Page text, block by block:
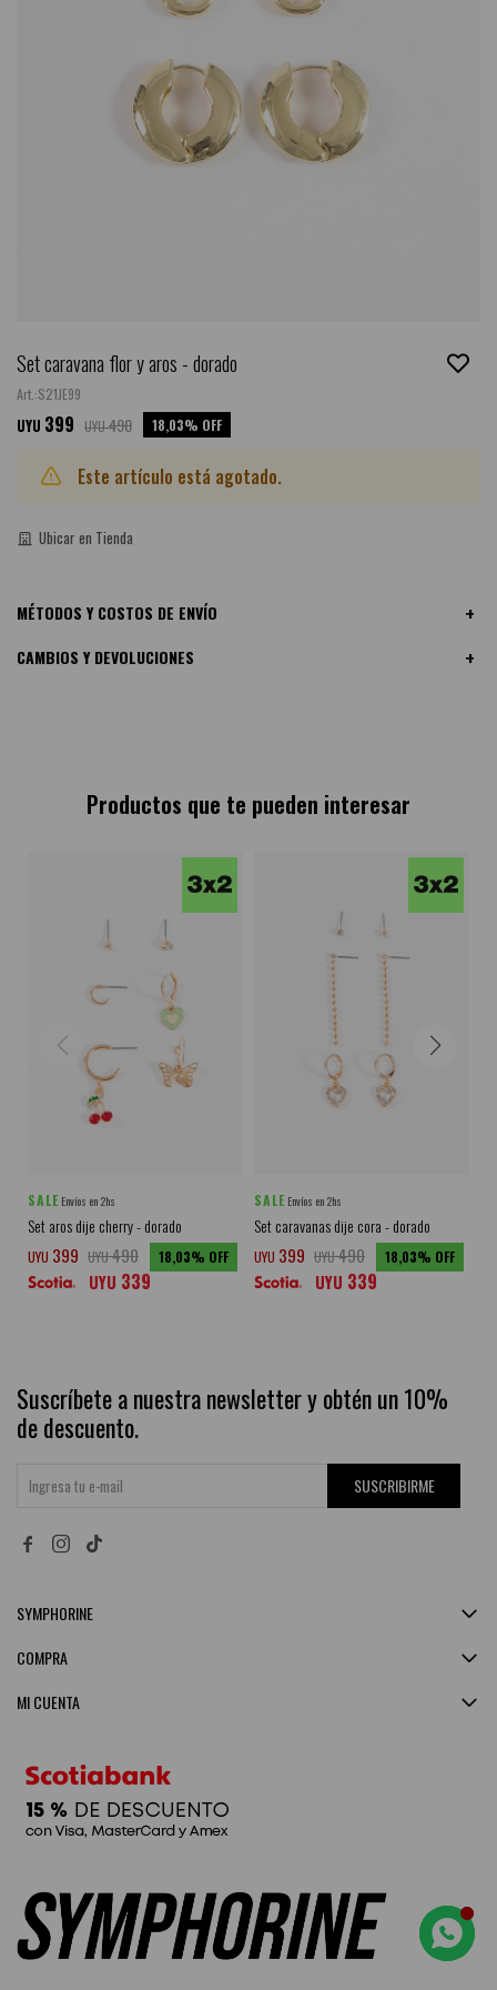
Set caravana flor y aros - dorado
S21JE99
UYU 399 UYU490 18,03
Este artículo está agotado.
Ubicar en Tienda
MÉTODOS Y COSTOS DE ENVÍO
CAMBIOS Y DEVOLUCIONES
Productos que te pueden interesar
SALE Envíos en 2hs
Set aros dije cherry - dorado
UYU 399 UYU490 18,03
UYU 339
SALE Envíos en 2hs
Set caravanas dije cora - dorado
UYU 399 UYU490 18,03
UYU 339
Suscríbete a nuestra newsletter y obtén un 10%
de descuento.
SUSCRIBIRME
 
SYMPHORINE
MI CUENTA
COMPRA